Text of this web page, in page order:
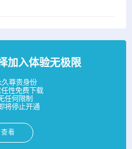
加入体验无极限
久尊贵身份
性免费下载
任何限制
将停止开通
查看